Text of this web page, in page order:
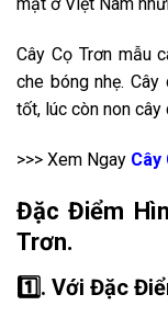
Cây Cọ Trơn mẫu
che bóng nhẹ.
tốt, lúc còn non
>>> Xem Ngay Cây
Đặc Điểm
Trơn.
1️⃣. Với Đặc